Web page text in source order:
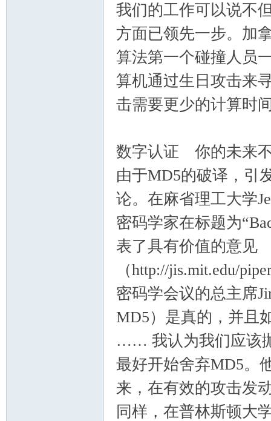
我们的工作可以说不
方面已领先一步。加
算法第一个碰撞人员
算机通过生日攻击来
击需要更少的计算时
数字认证 你的未来
由于MD5的破译，引
论。在麻省理工大学
密码学家在标题为
表了具有价值的意见
（http://jis.mit.edu/
密码学会议的总主席
MD5）是真的，并且
…… 我认为我们应该
最好开始舍弃MD5。
来，在有效的攻击发
同样，在普林斯顿大